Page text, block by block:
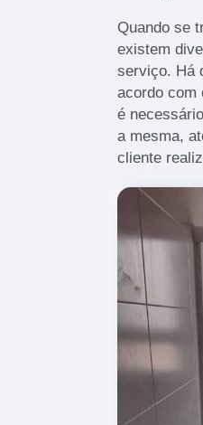
Quando se
existem
serviço. Há
acordo com
é
a mesma,
cliente